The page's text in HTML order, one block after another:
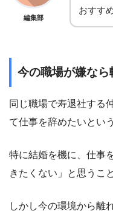
編集部
おすす
今の職場が嫌なら
同じ職場で寿退社する
て仕事を辞めたいとい
特に結婚を機に、仕事
きたくない」と思うこ
しかし今の環境から離